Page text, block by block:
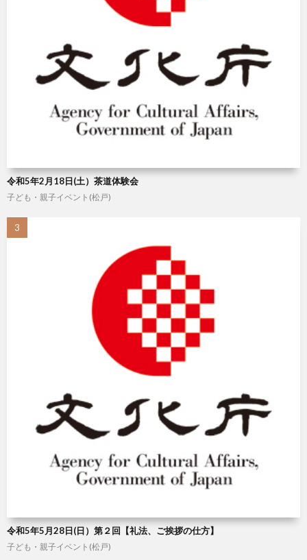
令和5年2月18日(土）茶道体験会
子ども・親子イベント(松戸)
令和5年5月28日(日）第２回【礼法、ご挨拶の仕方】
子ども・親子イベント(松戸)